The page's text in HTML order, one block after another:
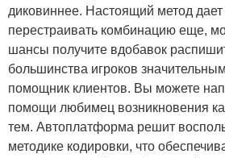
диковиннее. Настоящий метод
перестраивать комбинацию еще,
шансы получите вдобавок
большинства игроков
помощник клиентов. Вы можете
помощи любимец возникновения
тем. Автоплатформа решит
методике кодировки, что